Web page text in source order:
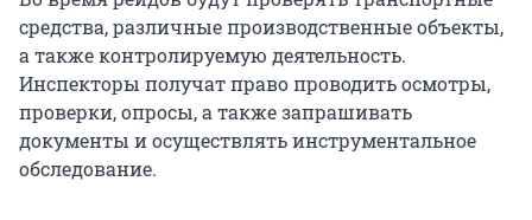
средства, различные производственные объекты,
а также контролируемую деятельность.
Инспекторы получат право проводить осмотры,
проверки, опросы, а также запрашивать
документы и осуществлять инструментальное
обследование.